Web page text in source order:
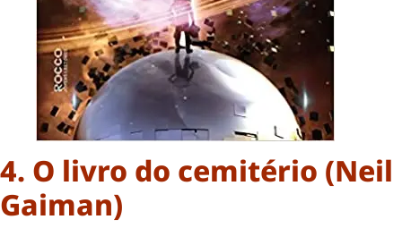
4. O livro do cemitério (Neil
Gaiman)